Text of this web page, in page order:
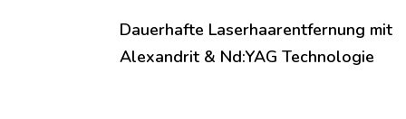
Dauerhafte Laserhaarentfernung mit
Alexandrit & Nd:YAG Technologie